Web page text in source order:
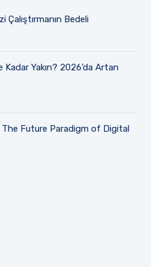
Çalıştırmanın Bedeli
Yakın? 2026’da Artan
Future Paradigm of Digital